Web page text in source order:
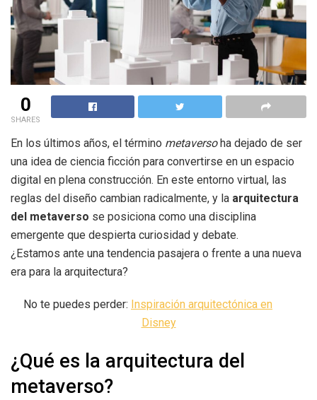
0
SHARES
En los últimos años, el término metaversoha dejado de ser
una idea de ciencia ficción para convertirse en un espacio
digital en plena construcción. En este entorno virtual, las
reglas del diseño cambian radicalmente, y la arquitectura
del metaverso se posiciona como una disciplina
emergente que despierta curiosidad y debate.
¿Estamos ante una tendencia pasajera o frente a una nueva
era para la arquitectura?
No te puedes perder: Inspiración arquitectónica en
Disney
¿Qué es la arquitectura del
metaverso?